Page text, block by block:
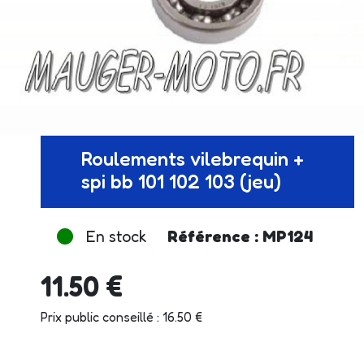
Roulements vilebrequin +
spi bb 101 102 103 (jeu)
En stock Référence : MP124
11.50 €
Prix public conseillé : 16.50 €